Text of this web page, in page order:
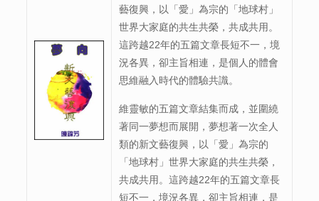
藝復興，以「愛」為宗的「地球村」
世界大家庭的共生共榮，共成共用。
這跨越22年的五篇文章長短不一，境
況各異，卻主旨相連，是個人的體會
思維融入時代的體驗共識。
維靈敏的五篇文章結集而成，並圍繞
著同一夢想而展開，夢想著一次全人
類的新文藝復興，以「愛」為宗的
「地球村」世界大家庭的共生共榮，
共成共用。這跨越22年的五篇文章長
短不一，境況各異，卻主旨相連，是